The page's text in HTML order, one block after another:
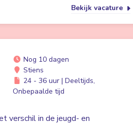
Bekijk vacature
Nog 10 dagen
Stiens
24 - 36 uur | Deeltijds,
Onbepaalde tijd
verschil in de jeugd- en